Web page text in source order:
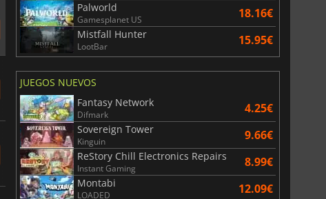
Palworld
Gamesplanet US 18.16€
Mistfall Hunter
LootBar 15.95€
JUEGOS NUEVOS
Fantasy Network
Difmark 4.25€
Sovereign Tower
Kinguin 9.66€
ReStory Chill Electronics Repairs
Instant Gaming 8.99€
Montabi
LOADED 12.09€